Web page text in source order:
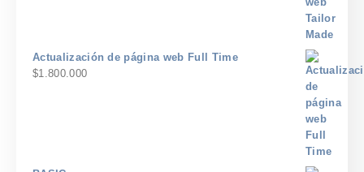
Actualización de página web Full Time
$1.800.000